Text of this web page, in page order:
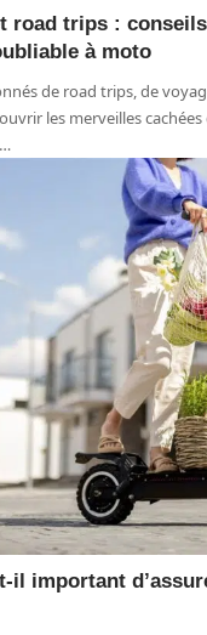
road trips :
à moto
de road trips, de
les merveilles
…
il important